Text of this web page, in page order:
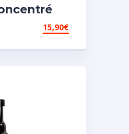
15,90€